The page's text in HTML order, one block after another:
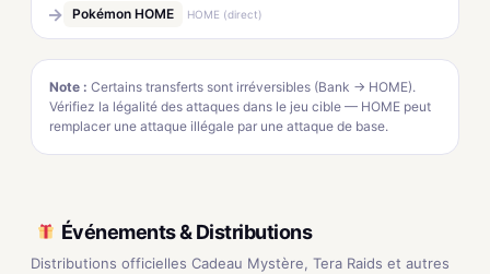
→ Pokémon HOME HOME (direct)
Note : Certains transferts sont irréversibles (Bank → HOME).
Vérifiez la légalité des attaques dans le jeu cible — HOME peut
remplacer une attaque illégale par une attaque de base.
Événements & Distributions
Distributions officielles Cadeau Mystère, Tera Raids et autres